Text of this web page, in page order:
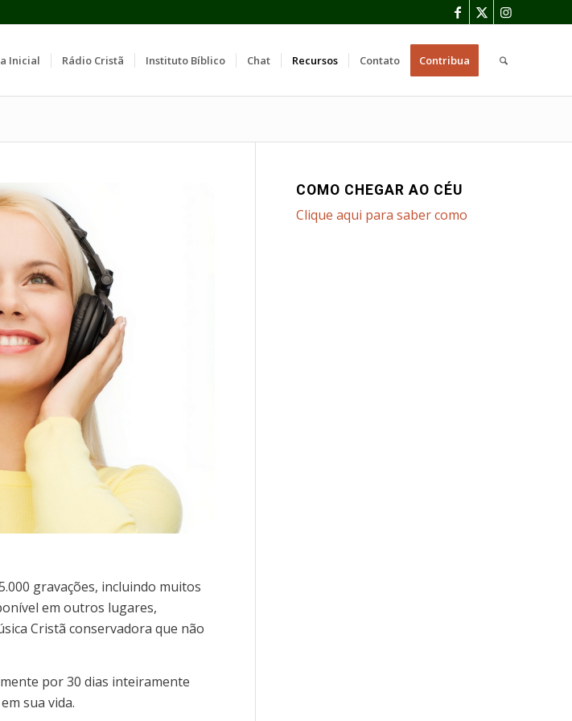
Inicial Rádio Cristã Instituto Bíblico Chat Recursos Contato Contribua
gravações, incluindo muitos
em outros lugares,
Cristã conservadora que não
por 30 dias inteiramente
sua vida.
COMO CHEGAR AO CÉU
Clique aqui para saber como